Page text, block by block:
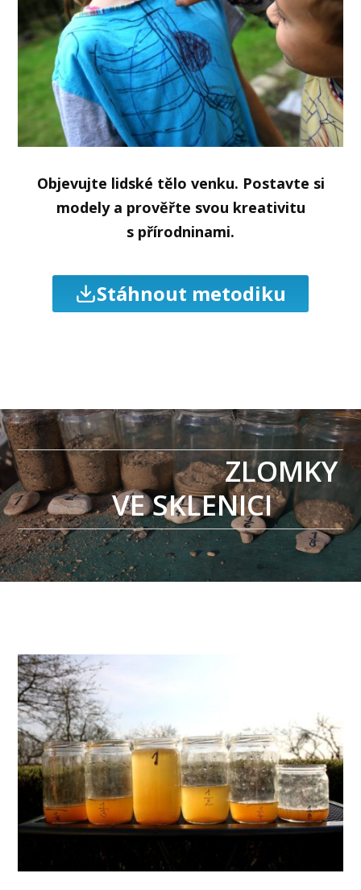
Objevujte lidské tělo venku. Postavte si
modely a prověřte svou kreativitu
s přírodninami.
Stáhnout metodiku
ZLOMKY
VE SKLENICI